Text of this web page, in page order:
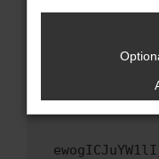
Wende dich
Wenn du alle
hast,
versuchen,
uns diesen